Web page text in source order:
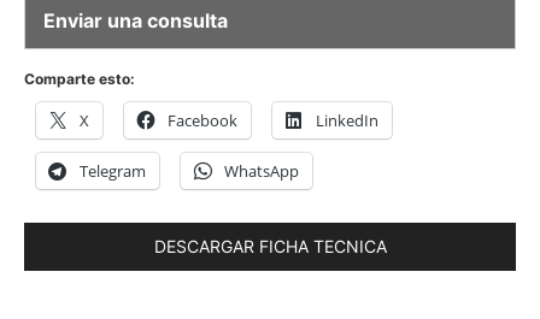
Enviar una consulta
Comparte esto:
X Facebook LinkedIn
Telegram WhatsApp
DESCARGAR FICHA TECNICA